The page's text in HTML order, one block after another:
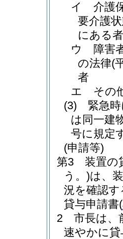
イ 介護
要介護
にある者
ウ 障害
の法律(
者
エ その
(3) 緊急時
は同一建
号に規定
(申請等)
第3 装置の
う。)は、
況を確認
貸与申請書(
2 市長は、
速やかに